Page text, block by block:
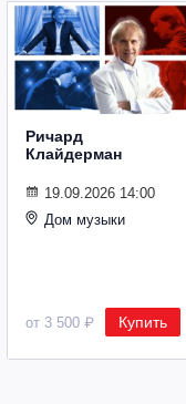
Ричард
Клайдерман
19.09.2026 14:00
Дом музыки
от 3 500 ₽ Купить